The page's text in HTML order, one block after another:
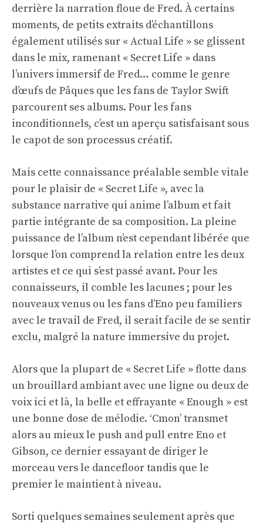
derrière la narration floue de Fred. À certains
moments, de petits extraits d’échantillons
également utilisés sur « Actual Life » se glissent
dans le mix, ramenant « Secret Life » dans
l’univers immersif de Fred… comme le genre
d’œufs de Pâques que les fans de Taylor Swift
parcourent ses albums. Pour les fans
inconditionnels, c’est un aperçu satisfaisant sous
le capot de son processus créatif.
Mais cette connaissance préalable semble vitale
pour le plaisir de « Secret Life », avec la
substance narrative qui anime l’album et fait
partie intégrante de sa composition. La pleine
puissance de l’album n’est cependant libérée que
lorsque l’on comprend la relation entre les deux
artistes et ce qui s’est passé avant. Pour les
connaisseurs, il comble les lacunes ; pour les
nouveaux venus ou les fans d’Eno peu familiers
avec le travail de Fred, il serait facile de se sentir
exclu, malgré la nature immersive du projet.
Alors que la plupart de « Secret Life » flotte dans
un brouillard ambiant avec une ligne ou deux de
voix ici et là, la belle et effrayante « Enough » est
une bonne dose de mélodie. ‘Cmon’ transmet
alors au mieux le push and pull entre Eno et
Gibson, ce dernier essayant de diriger le
morceau vers le dancefloor tandis que le
premier le maintient à niveau.
Sorti quelques semaines seulement après que